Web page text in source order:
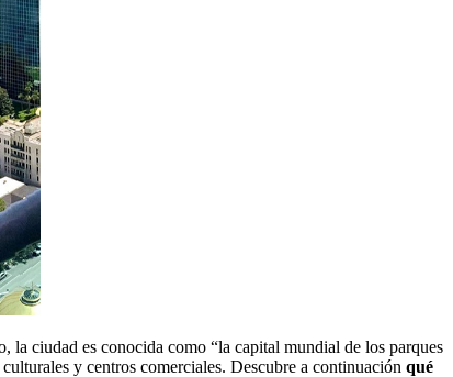
la ciudad es conocida como “la capital mundial de los parques
y centros comerciales. Descubre a continuación qué